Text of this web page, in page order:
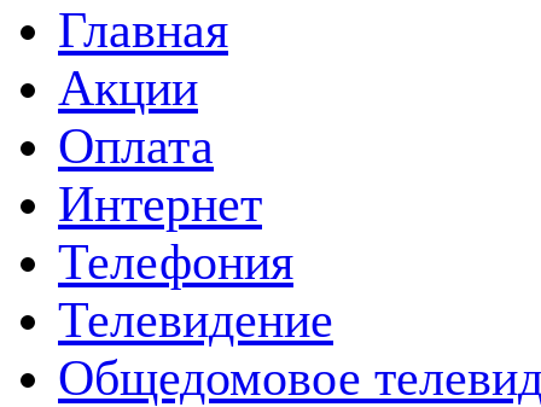
Главная
Акции
Оплата
Интернет
Телефония
Телевидение
Общедомовое